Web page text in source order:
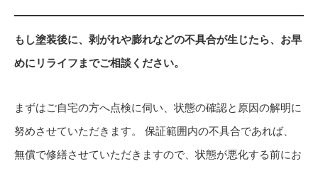
もし塗装後に、剥がれや膨れなどの不具合が生じたら、お早
めにリライフまでご相談ください。
まずはご自宅の方へ点検に伺い、状態の確認と原因の解明に
努めさせていただきます。 保証範囲内の不具合であれば、
無償で修繕させていただきますので、状態が悪化する前にお